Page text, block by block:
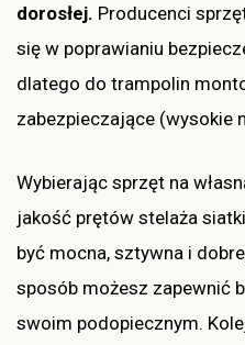
dorosłej. Producenci
się w poprawianiu
dlatego do trampolin
zabezpieczające (wysokie
Wybierając sprzęt na
jakość prętów stelaża
być mocna, sztywna i
sposób możesz zapewnić
swoim podopiecznym.